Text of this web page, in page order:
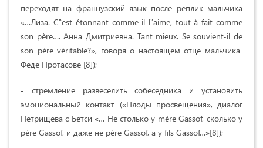
переходят на французский язык после реплик мальчика
«…Лиза. C‟est étonnant comme il l‟aime, tout-à-fait comme
son père…. Анна Дмитриевна. Tant mieux. Se souvient-il de
son père véritable?», говоря о настоящем отце мальчика
Феде Протасове [8]);
- стремление развеселить собеседника и установить
эмоциональный контакт («Плоды просвещения», диалог
Петрищева с Бетси «… Не столько у mère Gassof, сколько у
père Gassof, и даже не père Gassof, а у fils Gassof…»[8]);